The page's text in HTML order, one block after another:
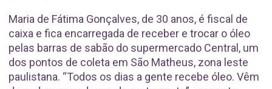
Maria de Fátima Gonçalves, de 30 anos, é fiscal de
caixa e fica encarregada de receber e trocar o óleo
pelas barras de sabão do supermercado Central, um
dos pontos de coleta em São Matheus, zona leste
paulistana. “Todos os dias a gente recebe óleo. Vêm